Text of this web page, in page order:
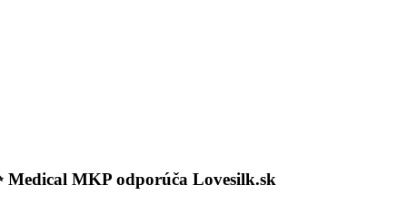
Medical MKP odporúča Lovesilk.sk